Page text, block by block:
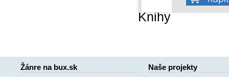
Knihy
Žánre na bux.sk Naše projekty